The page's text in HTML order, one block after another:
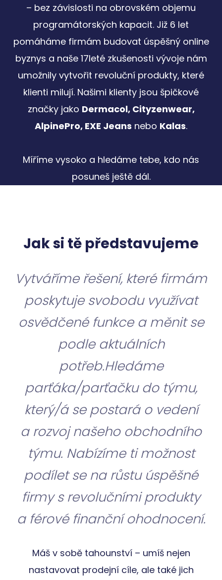
– bez závislosti na obrovském objemu
programátorských kapacit. Již 6 let
pomáháme firmám budovat úspěšný online
byznys a naše 17leté zkušenosti vývoje nám
umožnily vytvořit revoluční produkty, které
klienti milují. Našimi klienty jsou špičkové
značky jako Dermacol, Cityzenwear,
AlpinePro, EXE Jeans nebo Kalas.
Míříme vysoko a hledáme tebe, kdo nás
posuneš ještě dál.
Jak si tě představujeme
Vytváříme řešení, které firmám
poskytuje svobodu využívat
osvědčené funkce a měnit se
podle aktuálních
potřeb.Hledáme
parťáka/parťačku do týmu,
který/á se postará o vedení
a rozvoj našeho obchodního
týmu. Nabízíme ti možnost
podílet se na růstu úspěšné
firmy s revolučními produkty
a férové finanční ohodnocení.
Máš v sobě tahounství – umíš nejen
nastavovat prodejní cíle, ale také jich